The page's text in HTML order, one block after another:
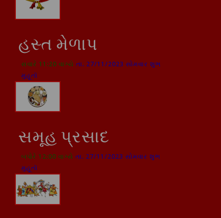
હસ્ત મેળાપ
સવારે 11:20 વાગ્યે તા. 27/11/2023 સોમવાર શુભ
મુહૂતૉ
સમૂહ પ્રસાદ
બપોરે 12:00 વાગ્યે તા. 27/11/2023 સોમવાર શુભ
મુહૂતૉ